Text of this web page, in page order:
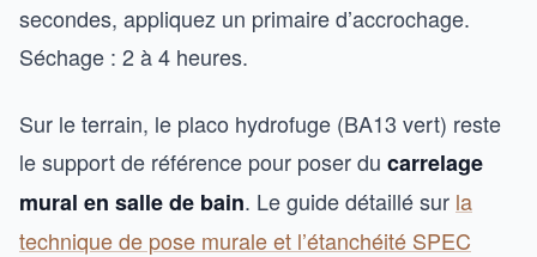
secondes, appliquez un primaire d’accrochage.
Séchage : 2 à 4 heures.
Sur le terrain, le placo hydrofuge (BA13 vert) reste
le support de référence pour poser du carrelage
mural en salle de bain. Le guide détaillé sur la
technique de pose murale et l’étanchéité SPEC